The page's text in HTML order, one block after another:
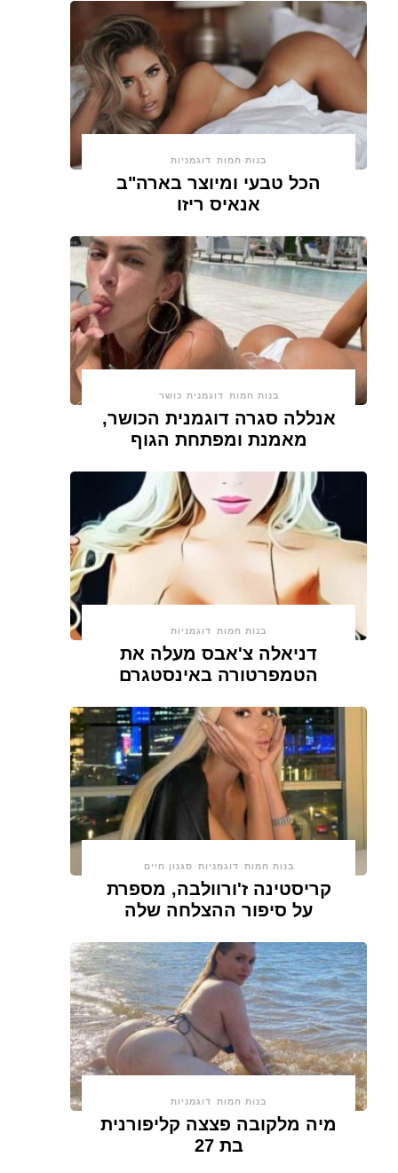
בנות חמות דוגמניות
הכל טבעי ומיוצר בארה"ב
אנאיס ריזו
בנות חמות דוגמנית כושר
אנללה סגרה דוגמנית הכושר,
מאמנת ומפתחת הגוף
בנות חמות דוגמניות
דניאלה צ'אבס מעלה את
הטמפרטורה באינסטגרם
בנות חמות דוגמניות סגנון חיים
קריסטינה ז'ורוולבה, מספרת
על סיפור ההצלחה שלה
בנות חמות דוגמניות
מיה מלקובה פצצה קליפורנית
בת 27